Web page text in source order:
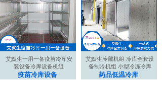
艾默生一用一备疫苗冷库安
装设备冷库设备机组
疫苗冷库设备
艾默生冷藏机组 冷库全套设
备制冷机组 小型冷冻冷库
药品低温冷库